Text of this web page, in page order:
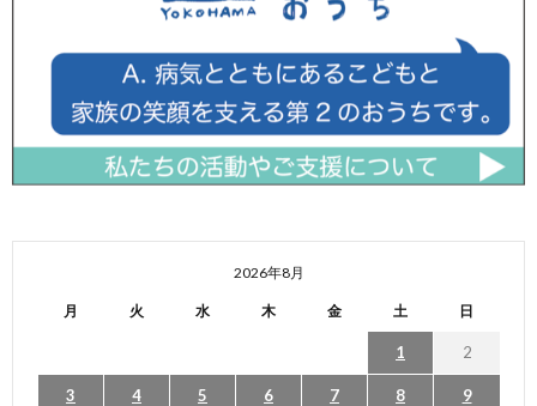
2026年8月
月 火 水 木 金 土 日
1 2
3 4 5 6 7 8 9